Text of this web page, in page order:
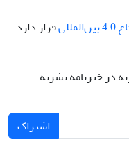
قرار دارد.
در خبرنامه نشریه
اشتراک